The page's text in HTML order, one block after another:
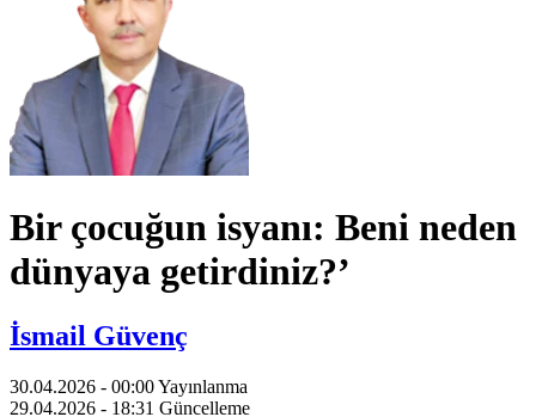
Bir çocuğun isyanı: Beni neden
dünyaya getirdiniz?’
İsmail Güvenç
30.04.2026 - 00:00Yayınlanma
29.04.2026 - 18:31 Güncelleme